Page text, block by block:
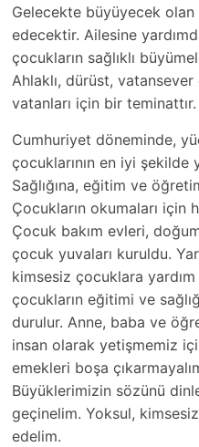
Gelecekte büyüyecek
edecektir. Ailesine
çocukların sağlıklı
Ahlaklı, dürüst,
vatanları için bir teminattır.
Cumhuriyet döneminde,
çocuklarının en iyi şekilde
Sağlığına, eğitim ve
Çocukların okumaları için
Çocuk bakım evleri,
çocuk yuvaları kuruldu.
kimsesiz çocuklara
çocukların eğitimi ve
durulur. Anne, baba ve
insan olarak yetişmemiz
emekleri boşa
Büyüklerimizin sözünü
geçinelim. Yoksul,
edelim.